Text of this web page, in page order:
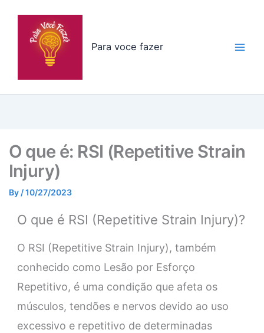
Para voce fazer
O que é: RSI (Repetitive Strain
Injury)
By /10/27/2023
O que é RSI (Repetitive Strain Injury)?
O RSI (Repetitive Strain Injury), também
conhecido como Lesão por Esforço
Repetitivo, é uma condição que afeta os
músculos, tendões e nervos devido ao uso
excessivo e repetitivo de determinadas